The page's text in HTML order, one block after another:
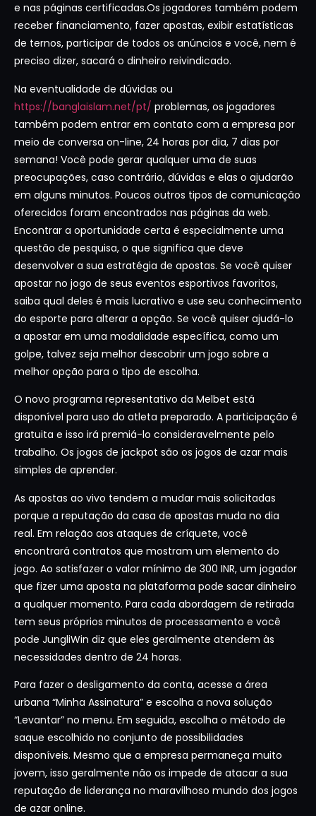
e nas páginas certificadas.Os jogadores também podem
receber financiamento, fazer apostas, exibir estatísticas
de ternos, participar de todos os anúncios e você, nem é
preciso dizer, sacará o dinheiro reivindicado.
Na eventualidade de dúvidas ou
https://banglaislam.net/pt/ problemas, os jogadores
também podem entrar em contato com a empresa por
meio de conversa on-line, 24 horas por dia, 7 dias por
semana! Você pode gerar qualquer uma de suas
preocupações, caso contrário, dúvidas e elas o ajudarão
em alguns minutos. Poucos outros tipos de comunicação
oferecidos foram encontrados nas páginas da web.
Encontrar a oportunidade certa é especialmente uma
questão de pesquisa, o que significa que deve
desenvolver a sua estratégia de apostas. Se você quiser
apostar no jogo de seus eventos esportivos favoritos,
saiba qual deles é mais lucrativo e use seu conhecimento
do esporte para alterar a opção. Se você quiser ajudá-lo
a apostar em uma modalidade específica, como um
golpe, talvez seja melhor descobrir um jogo sobre a
melhor opção para o tipo de escolha.
O novo programa representativo da Melbet está
disponível para uso do atleta preparado. A participação é
gratuita e isso irá premiá-lo consideravelmente pelo
trabalho. Os jogos de jackpot são os jogos de azar mais
simples de aprender.
As apostas ao vivo tendem a mudar mais solicitadas
porque a reputação da casa de apostas muda no dia
real. Em relação aos ataques de críquete, você
encontrará contratos que mostram um elemento do
jogo. Ao satisfazer o valor mínimo de 300 INR, um jogador
que fizer uma aposta na plataforma pode sacar dinheiro
a qualquer momento. Para cada abordagem de retirada
tem seus próprios minutos de processamento e você
pode JungliWin diz que eles geralmente atendem às
necessidades dentro de 24 horas.
Para fazer o desligamento da conta, acesse a área
urbana “Minha Assinatura” e escolha a nova solução
“Levantar” no menu. Em seguida, escolha o método de
saque escolhido no conjunto de possibilidades
disponíveis. Mesmo que a empresa permaneça muito
jovem, isso geralmente não os impede de atacar a sua
reputação de liderança no maravilhoso mundo dos jogos
de azar online.